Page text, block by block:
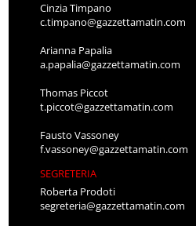
Cinzia Timpano
c.timpano@gazzettamatin.com
Arianna Papalia
a.papalia@gazzettamatin.com
Thomas Piccot
t.piccot@gazzettamatin.com
Fausto Vassoney
f.vassoney@gazzettamatin.com
SEGRETERIA
Roberta Prodoti
segreteria@gazzettamatin.com